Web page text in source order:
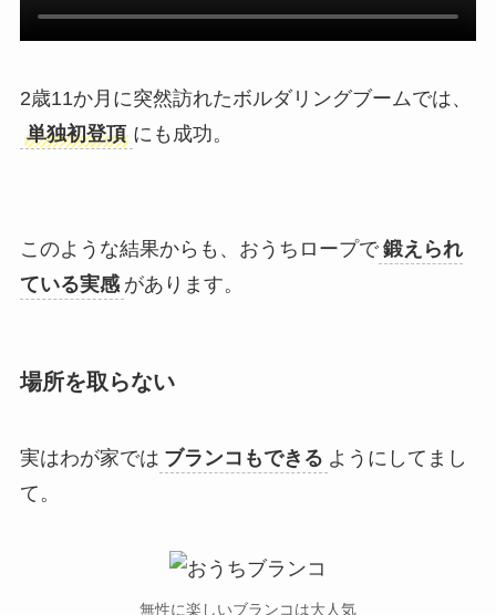
2歳11か月に突然訪れたボルダリングブームでは、
単独初登頂 にも成功。
このような結果からも、おうちロープで 鍛えられ
ている実感 があります。
場所を取らない
実はわが家では ブランコもできる ようにしてまし
て。
無性に楽しいブランコは大人気